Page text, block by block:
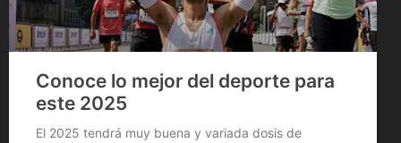
Conoce lo mejor del deporte para
este 2025
El 2025 tendrá muy buena y variada dosis de